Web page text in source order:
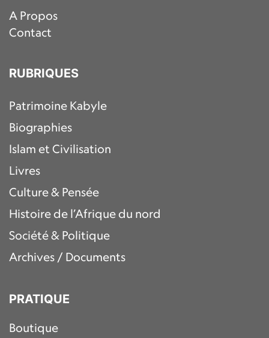
A Propos
Contact
RUBRIQUES
Patrimoine Kabyle
Biographies
Islam et Civilisation
Livres
Culture & Pensée
Histoire de l’Afrique du nord
Société & Politique
Archives / Documents
PRATIQUE
Boutique